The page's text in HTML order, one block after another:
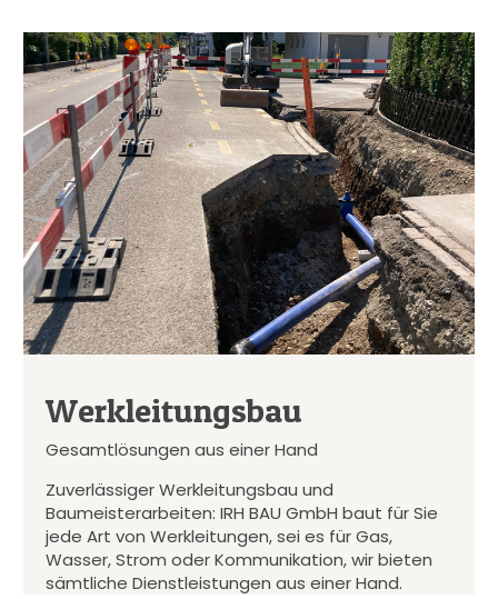
Werkleitungsbau
Gesamtlösungen aus einer Hand
Zuverlässiger Werkleitungsbau und
Baumeisterarbeiten: IRH BAU GmbH baut für Sie
jede Art von Werkleitungen, sei es für Gas,
Wasser, Strom oder Kommunikation, wir bieten
sämtliche Dienstleistungen aus einer Hand.